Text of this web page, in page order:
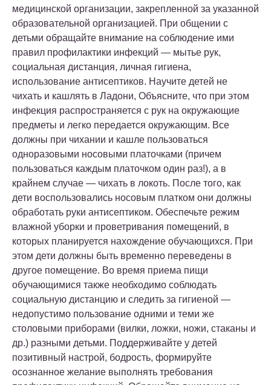
медицинской организации, закрепленной за указанной
образовательной организацией. При общении с
детьми обращайте внимание на соблюдение ими
правил профилактики инфекций — мытье рук,
социальная дистанция, личная гигиена,
использование антисептиков. Научите детей не
чихать и кашлять в Ладони, Объясните, что при этом
инфекция распространяется с рук на окружающие
предметы и легко передается окружающим. Все
должны при чихании и кашле пользоваться
одноразовыми носовыми платочками (причем
пользоваться каждым платочком один раз!), а в
крайнем случае — чихать в локоть. После того, как
дети воспользовались носовым платком они должны
обработать руки антисептиком. Обеспечьте режим
влажной уборки и проветривания помещений, в
которых планируется нахождение обучающихся. При
этом дети должны быть временно переведены в
другое помещение. Во время приема пищи
обучающимися также необходимо соблюдать
социальную дистанцию и следить за гигиеной —
недопустимо пользование одними и теми же
столовыми приборами (вилки, ложки, ножи, стаканы и
др.) разными детьми. Поддерживайте у детей
позитивный настрой, бодрость, формируйте
осознанное желание выполнять требования